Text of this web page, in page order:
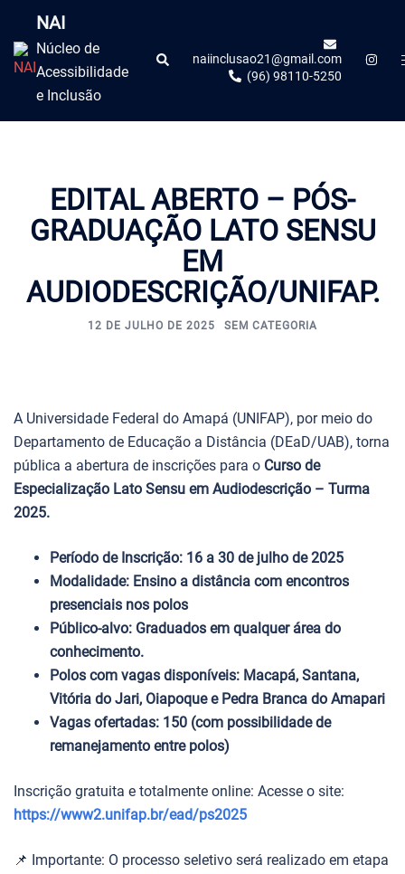
NAI
Núcleo de
Acessibilidade
e Inclusão
naiinclusao21@gmail.com
(96) 98110-5250
EDITAL ABERTO – PÓS-
GRADUAÇÃO LATO SENSU
EM
AUDIODESCRIÇÃO/UNIFAP.
12 DE JULHO DE 2025 SEM CATEGORIA
A Universidade Federal do Amapá (UNIFAP), por meio do
Departamento de Educação a Distância (DEaD/UAB), torna
pública a abertura de inscrições para o Curso de
Especialização Lato Sensu em Audiodescrição – Turma
2025.
Período de Inscrição: 16 a 30 de julho de 2025
Modalidade: Ensino a distância com encontros
presenciais nos polos
Público-alvo: Graduados em qualquer área do
conhecimento.
Polos com vagas disponíveis: Macapá, Santana,
Vitória do Jari, Oiapoque e Pedra Branca do Amapari
Vagas ofertadas: 150 (com possibilidade de
remanejamento entre polos)
Inscrição gratuita e totalmente online: Acesse o site:
https://www2.unifap.br/ead/ps2025
📌 Importante: O processo seletivo será realizado em etapa